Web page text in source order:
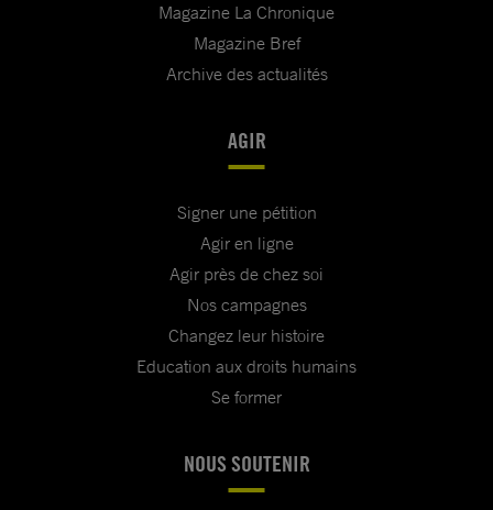
Magazine La Chronique
Magazine Bref
Archive des actualités
AGIR
Signer une pétition
Agir en ligne
Agir près de chez soi
Nos campagnes
Changez leur histoire
Education aux droits humains
Se former
NOUS SOUTENIR